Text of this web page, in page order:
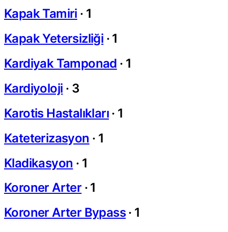
Kapak Tamiri · 1
Kapak Yetersizliği · 1
Kardiyak Tamponad · 1
Kardiyoloji · 3
Karotis Hastalıkları · 1
Kateterizasyon · 1
Kladikasyon · 1
Koroner Arter · 1
Koroner Arter Bypass · 1